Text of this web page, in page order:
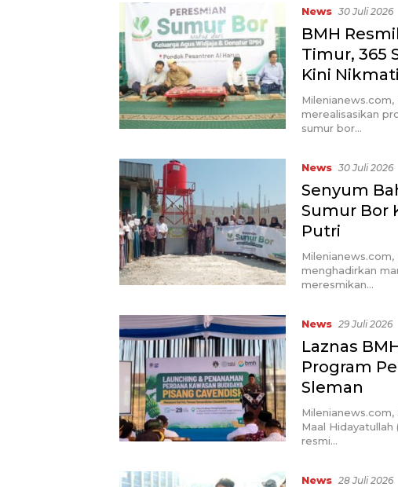
News 30 Juli 2026
BMH
Timur, 365
Kini
merealisasikan
sumur bor…
News 30 Juli 2026
Senyum
Sumur Bor
Putri
menghadirkan
meresmikan…
News 29 Juli 2026
Laznas
Program
Sleman
Maal
resmi…
News 28 Juli 2026